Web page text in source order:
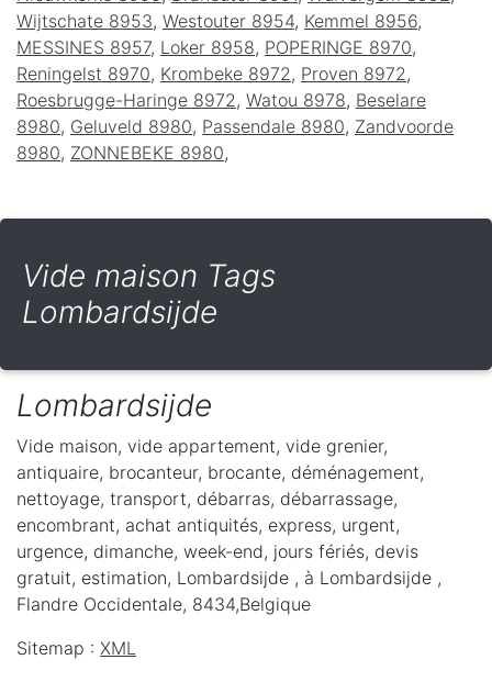
Wijtschate 8953, Westouter 8954, Kemmel 8956,
MESSINES 8957, Loker 8958, POPERINGE 8970,
Reningelst 8970, Krombeke 8972 , Proven 8972 ,
Roesbrugge-Haringe 8972 , Watou 8978, Beselare
8980, Geluveld 8980, Passendale 8980, Zandvoorde
8980, ZONNEBEKE 8980,
Vide maison Tags
Lombardsijde
Lombardsijde
Vide maison, vide appartement, vide grenier,
antiquaire, brocanteur, brocante, déménagement,
nettoyage, transport, débarras, débarrassage,
encombrant, achat antiquités, express, urgent,
urgence, dimanche, week-end, jours fériés, devis
gratuit, estimation, Lombardsijde , à Lombardsijde ,
Flandre Occidentale, 8434,Belgique
Sitemap : XML